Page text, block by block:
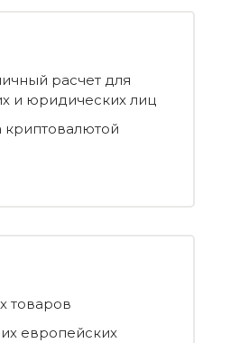
расчет для
и юридических лиц
криптовалютой
товаров
европейских